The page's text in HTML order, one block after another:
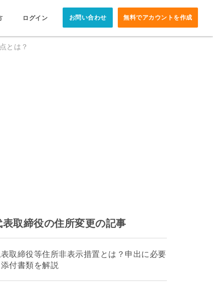
ログイン お問い合わせ 無料でアカウントを作成
とは？
表取締役の住所変更の記事
取締役等住所非表示措置とは？申出に必要
付書類を解説